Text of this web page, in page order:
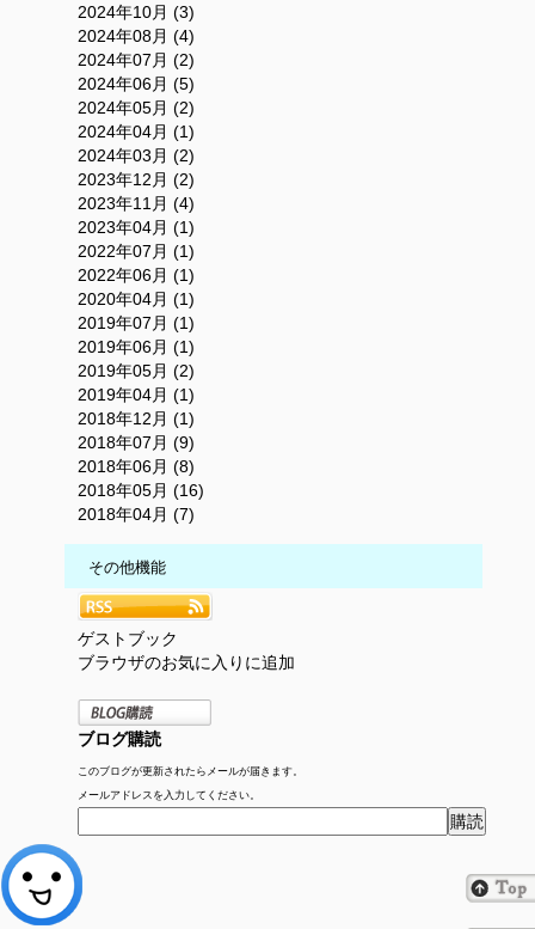
2024年10月 (3)
2024年08月 (4)
2024年07月 (2)
2024年06月 (5)
2024年05月 (2)
2024年04月 (1)
2024年03月 (2)
2023年12月 (2)
2023年11月 (4)
2023年04月 (1)
2022年07月 (1)
2022年06月 (1)
2020年04月 (1)
2019年07月 (1)
2019年06月 (1)
2019年05月 (2)
2019年04月 (1)
2018年12月 (1)
2018年07月 (9)
2018年06月 (8)
2018年05月 (16)
2018年04月 (7)
その他機能
ゲストブック
ブラウザのお気に入りに追加
ブログ購読
このブログが更新されたらメールが届きます。
メールアドレスを入力してください。